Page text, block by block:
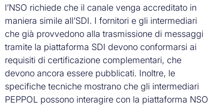
l’NSO richiede che il canale venga accreditato in
maniera simile all’SDI. I fornitori e gli intermediari
che già provvedono alla trasmissione di messaggi
tramite la piattaforma SDI devono conformarsi ai
requisiti di certificazione complementari, che
devono ancora essere pubblicati. Inoltre, le
specifiche tecniche mostrano che gli intermediari
PEPPOL possono interagire con la piattaforma NSO